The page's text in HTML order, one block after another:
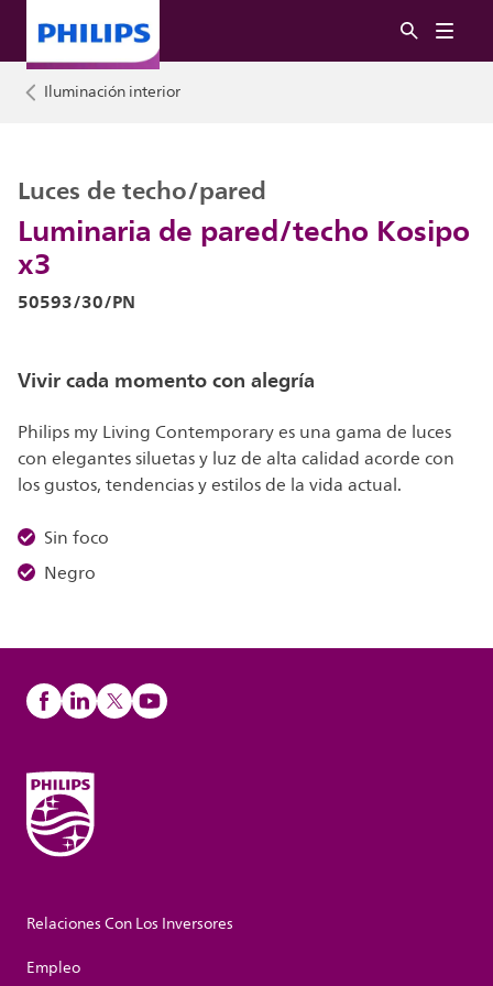
Iluminación interior
Luminaria de pared/techo Kosipo
x3
Luces de techo/pared
50593/30/PN
Vivir cada momento con alegría
Philips my Living Contemporary es una gama de luces
con elegantes siluetas y luz de alta calidad acorde con
los gustos, tendencias y estilos de la vida actual.
Sin foco
Negro
Relaciones Con Los Inversores
Empleo